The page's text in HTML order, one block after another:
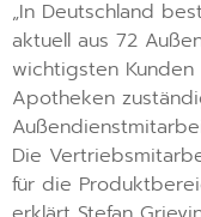
„In Deutschland
aktuell aus 72
wichtigsten
Apotheken
Die
für die